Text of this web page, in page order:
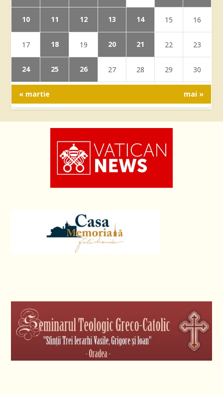
10 11 12 13 14 15 16
17 18 19 20 21 22 23
24 25 26 27 28 29 30
« martie mai »